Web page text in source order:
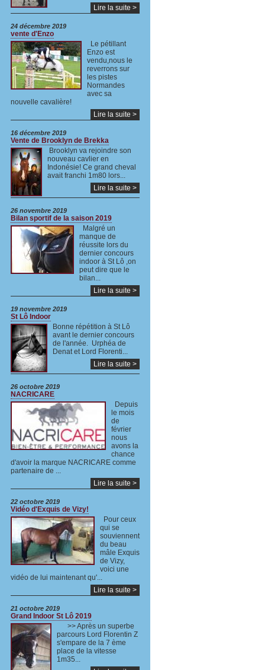
Lire la suite >
24 décembre 2019
vente d'Enzo
Le pétillant
Enzo est
vendu,nous le
reverrons sur
les pistes
Normandes
avec sa
nouvelle cavalière!
Lire la suite >
16 décembre 2019
Vente de Brooklyn de Brekka
Brooklyn va rejoindre son
nouveau cavlier en
Indonésie! Ce grand cheval
avait franchi 1m80 lors...
Lire la suite >
26 novembre 2019
Bilan sportif de la saison 2019
Malgré un
manque de
réussite lors du
dernier concours
indoor à St Lô ,on
peut dire que le
bilan...
Lire la suite >
19 novembre 2019
St Lô Indoor
Bonne répétition à St Lô
avant le dernier concours
de l'année. Urphéa de
Denat et Lord Florenti...
Lire la suite >
26 octobre 2019
NACRICARE
Depuis
le mois
de
février
nous
avons la
chance
d'avoir la marque NACRICARE comme
partenaire de ...
Lire la suite >
22 octobre 2019
Vidéo d'Exquis de Vizy!
Pour ceux
qui se
souviennent
du beau
mâle Exquis
de Vizy,
voici une
vidéo de lui maintenant qu'...
Lire la suite >
21 octobre 2019
Grand Indoor St Lô 2019
>> Après un superbe
parcours Lord Florentin Z
s'empare de la 7 ème
place de la vitesse
1m35...